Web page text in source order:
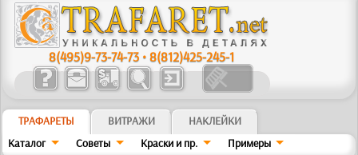
8(495)9-73-74-73 •8(812)425-245-1
ТРАФАРЕТЫ ВИТРАЖИ
НАКЛЕЙКИ
Каталог
Советы Краски и пр. Примеры